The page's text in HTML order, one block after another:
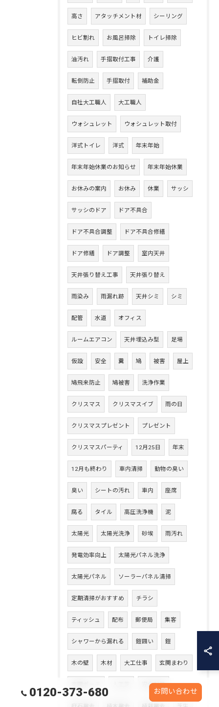
高さ アタッチメント材 シーリング
ヒビ割れ お風呂掃除 トイレ掃除
油汚れ 手摺取付工事 介護
転倒防止 手摺取付 補助金
自社大工職人 大工職人
ウォシュレット ウォシュレット取付
洋式トイレ 洋式 年末年始
年末年始休業のお知らせ 年末年始休業
お休みの案内 お休み 休業 サッシ
サッシのドア ドア不具合
ドア不具合調整 ドア不具合修繕
ドア修繕 ドア調整 室内天井
天井張り替え工事 天井張り替え
雨染み 雨漏れ跡 天井シミ シミ
配管 水道 オフィス
ルームエアコン 天井埋込み型 足場
仮設 安全 糞 鳩 被害 屋上
鳩飛来防止 鳩被害 洗浄作業
クリスマス クリスマスイブ 雨の日
クリスマスプレゼント プレゼント
クリスマスパーティ 12月25日 年末
12月も終わり 車内清掃 動物の臭い
臭い シートの汚れ 車内 座席
腐る タイル 高圧洗浄機 泥
太陽光 太陽光洗浄 砂埃 雨汚れ
発電効率向上 太陽光パネル洗浄
太陽光パネル ソーラーパネル清掃
定期清掃がおすすめ チラシ
ティッシュ 配布 郵便局 集客
シャワーから漏れる 鎧囲い 鎧
木の壁 木材 大工仕事 玄関まわり
安全対策
0120-373-680 お問い合わせ